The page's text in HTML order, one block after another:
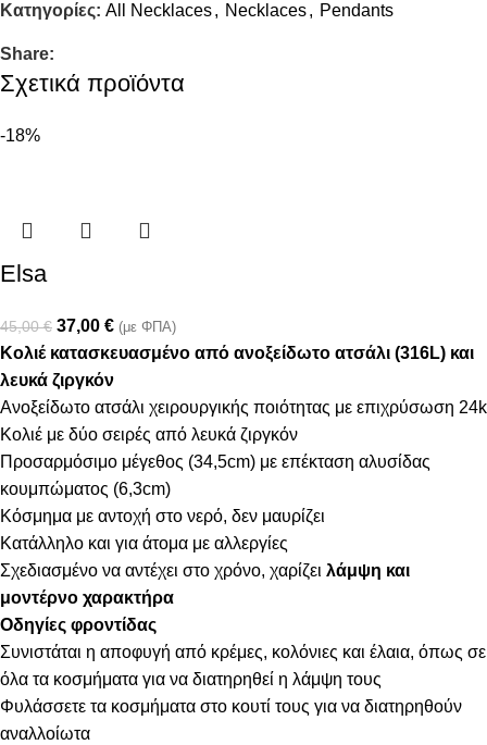
Κατηγορίες: All Necklaces, Necklaces, Pendants
Share:
Σχετικά προϊόντα
-18%
Elsa
45,00€ 37,00 € (με ΦΠΑ)
Κολιέ κατασκευασμένο από ανοξείδωτο ατσάλι (316L) και
λευκά ζιργκόν
Ανοξείδωτο ατσάλι χειρουργικής ποιότητας με επιχρύσωση 24k
Κολιέ με δύο σειρές από λευκά ζιργκόν
Προσαρμόσιμο μέγεθος (34,5cm) με επέκταση αλυσίδας
κουμπώματος (6,3cm)
Κόσμημα με αντοχή στο νερό, δεν μαυρίζει
Κατάλληλο και για άτομα με αλλεργίες
Σχεδιασμένο να αντέχει στο χρόνο, χαρίζει λάμψη και
μοντέρνο χαρακτήρα
Οδηγίες φροντίδας
Συνιστάται η αποφυγή από κρέμες, κολόνιες και έλαια, όπως σε
όλα τα κοσμήματα για να διατηρηθεί η λάμψη τους
Φυλάσσετε τα κοσμήματα στο κουτί τους για να διατηρηθούν
αναλλοίωτα